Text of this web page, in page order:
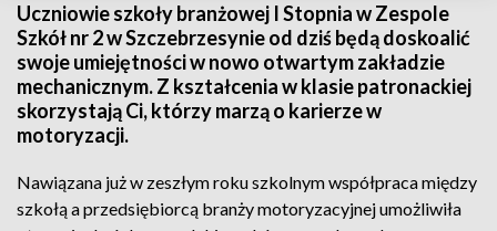
Uczniowie szkoły branżowej I Stopnia w Zespole
Szkół nr 2 w Szczebrzesynie od dziś będą doskoalić
swoje umiejętności w nowo otwartym zakładzie
mechanicznym. Z kształcenia w klasie patronackiej
skorzystają Ci, którzy marzą o karierze w
motoryzacji.
Nawiązana już w zeszłym roku szkolnym współpraca między
szkołą a przedsiębiorcą branży motoryzacyjnej umożliwiła